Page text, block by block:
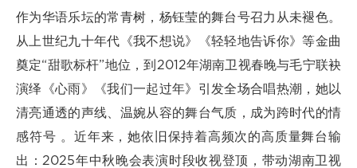
作为华语乐坛的常青树，杨钰莹的舞台号召力从未褪色。
从上世纪九十年代《我不想说》《轻轻地告诉你》等金曲
奠定“甜歌标杆”地位，到2012年湖南卫视春晚与毛宁联袂
演绎《心雨》《我们一起过年》引发全场合唱热潮，她以
清亮通透的声线、温婉从容的舞台气质，成为跨时代的情
感符号 。近年来，她依旧保持着高频次的高质量舞台输
出：2025年中秋晚会表演时段收视登顶，带动湖南卫视